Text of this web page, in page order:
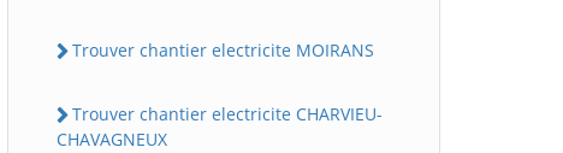
Trouver chantier electricite MOIRANS
Trouver chantier electricite CHARVIEU-
CHAVAGNEUX